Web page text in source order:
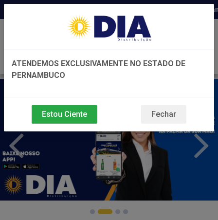
Distribuidora há 22 anos em
ATENDEMOS EXCLUSIVAMENTE NO ESTADO DE
PERNAMBUCO
Estou Ciente Fechar